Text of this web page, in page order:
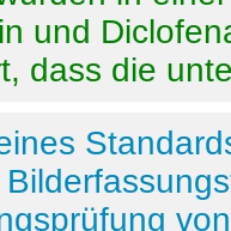
und
dass die